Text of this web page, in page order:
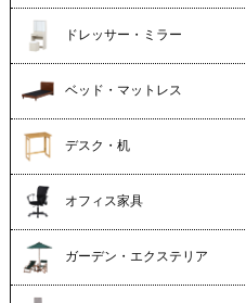
ドレッサー・ミラー
ベッド・マットレス
デスク・机
オフィス家具
ガーデン・エクステリア